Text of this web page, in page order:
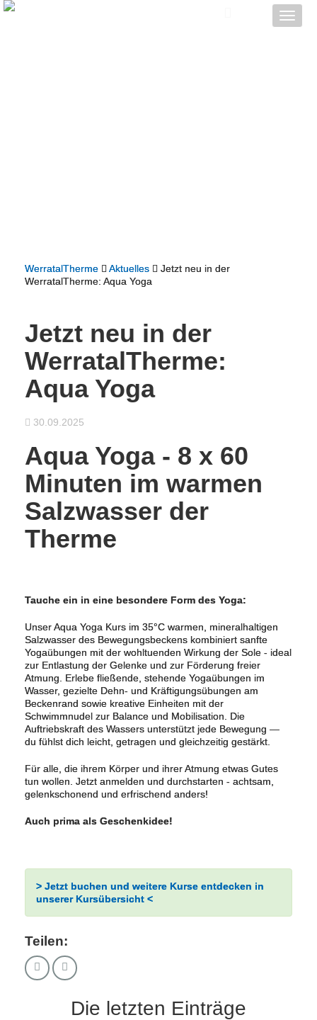
Toggle
WerratalTherme Aktuelles
Jetzt neu in der
WerratalTherme: Aqua Yoga
Jetzt neu in der
WerratalTherme:
Aqua Yoga
30.09.2025
Aqua Yoga - 8 x 60
Minuten im warmen
Salzwasser der
Therme
Tauche ein in eine besondere Form des Yoga:
Unser Aqua Yoga Kurs im 35°C warmen, mineralhaltigen
Salzwasser des Bewegungsbeckens kombiniert sanfte
Yogaübungen mit der wohltuenden Wirkung der Sole - ideal
zur Entlastung der Gelenke und zur Förderung freier
Atmung. Erlebe fließende, stehende Yogaübungen im
Wasser, gezielte Dehn- und Kräftigungsübungen am
Beckenrand sowie kreative Einheiten mit der
Schwimmnudel zur Balance und Mobilisation. Die
Auftriebskraft des Wassers unterstützt jede Bewegung —
du fühlst dich leicht, getragen und gleichzeitig gestärkt.
Für alle, die ihrem Körper und ihrer Atmung etwas Gutes
tun wollen. Jetzt anmelden und durchstarten - achtsam,
gelenkschonend und erfrischend anders!
Auch prima als Geschenkidee!
> Jetzt buchen und weitere Kurse entdecken in
unserer Kursübersicht <
Teilen:
Die letzten Einträge